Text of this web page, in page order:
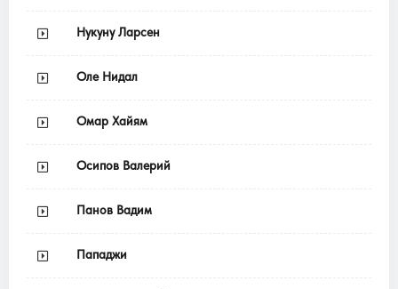
Нукуну Ларсен
Оле Нидал
Омар Хайям
Осипов Валерий
Панов Вадим
Пападжи